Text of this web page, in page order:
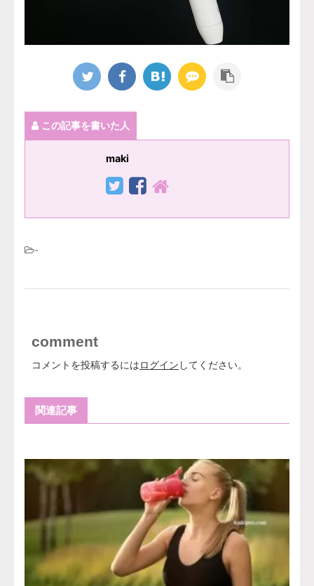
この記事を書いた人
maki
-
comment
コメントを投稿するにはログイン してください。
関連記事